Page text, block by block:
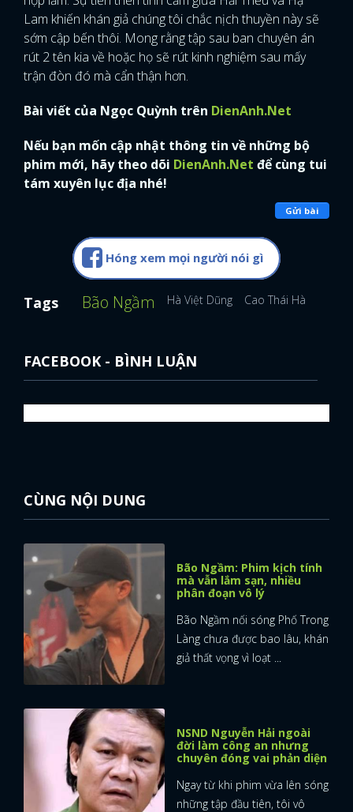
Lam khiến khán giả chúng tôi chắc nịch thuyền này sẽ
sớm cập bến thôi. Mong rằng tập sau ban chuyên án
rút 2 tên kia về hoặc họ sẽ rút kinh nghiệm sau mấy
trận đòn đó mà cẩn thận hơn.
Bài viết của Ngọc Quỳnh trên DienAnh.Net
Nếu bạn mốn cập nhật thông tin về những bộ
phim mới, hãy theo dõi DienAnh.Net để cùng tui
tám xuyên lục địa nhé!
Gửi bài
Hóng xem mọi người nói gì
Tags Bão Ngầm Hà Việt Dũng Cao Thái Hà
FACEBOOK - BÌNH LUẬN
CÙNG NỘI DUNG
Bão Ngầm: Phim kịch tính
mà vẫn lắm sạn, nhiều
phân đoạn vô lý
Bão Ngầm nối sóng Phố Trong
Làng chưa được bao lâu, khán
giả thất vọng vì loạt ...
NSND Nguyễn Hải ngoài
đời làm công an nhưng
chuyên đóng vai phản diện
Ngay từ khi phim vừa lên sóng
những tập đầu tiên, tôi vô